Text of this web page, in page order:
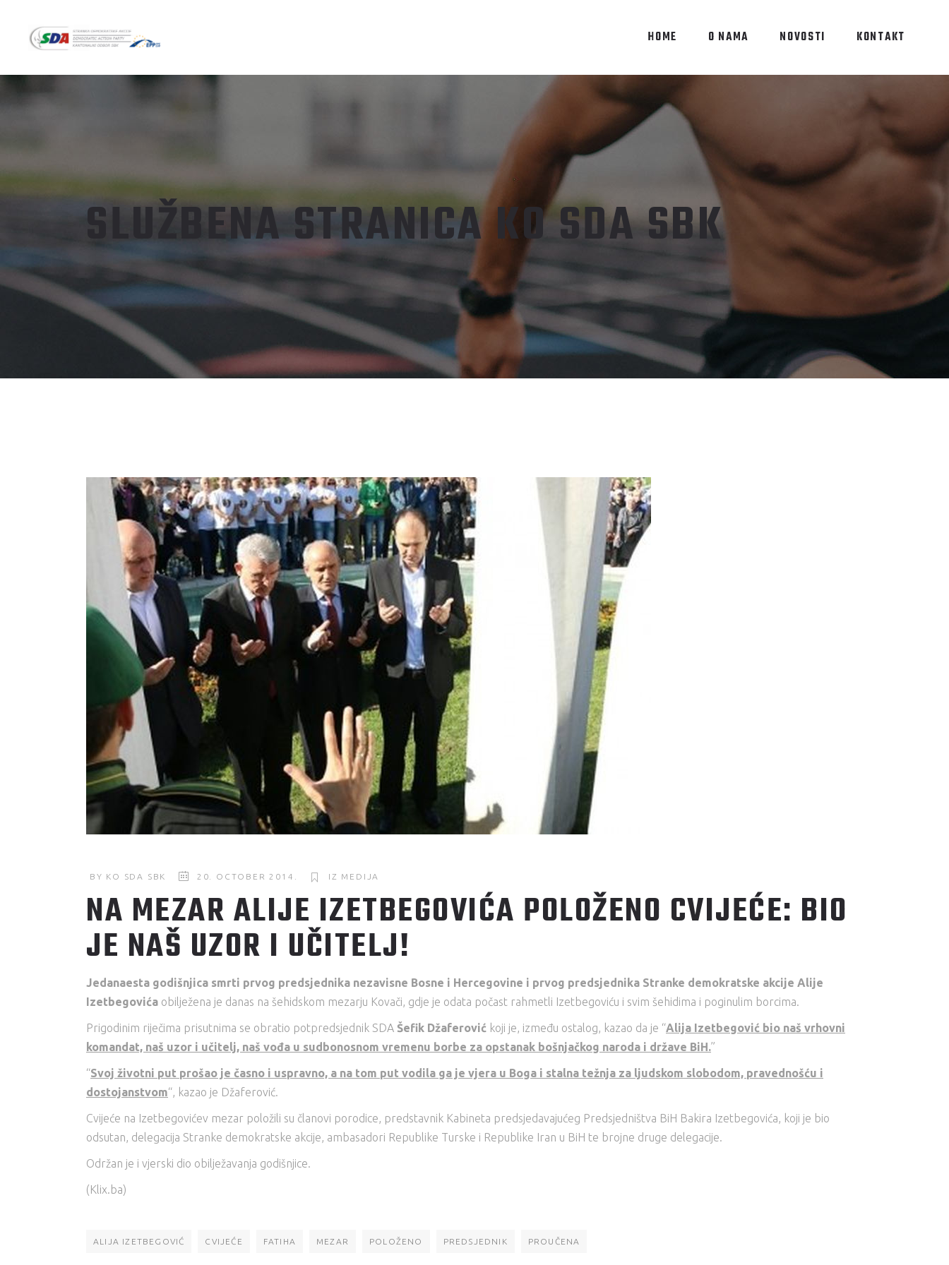
HOME O NAMA NOVOSTI KONTAKT
SLUŽBENA STRANICA KO SDA SBK
BY KO SDA SBK 20. OCTOBER 2014. IZ MEDIJA
NA MEZAR ALIJE IZETBEGOVIĆA POLOŽENO CVIJEĆE: BIO
JE NAŠ UZOR I UČITELJ!
Jedanaesta godišnjica smrti prvog predsjednika nezavisne Bosne i Hercegovine i prvog predsjednika Stranke demokratske akcije Alije
Izetbegovića obilježena je danas na šehidskom mezarju Kovači, gdje je odata počast rahmetli Izetbegoviću i svim šehidima i poginulim borcima.
Prigodinim riječima prisutnima se obratio potpredsjednik SDA Šefik Džaferović koji je, između ostalog, kazao da je “Alija Izetbegović bio naš vrhovni
komandat, naš uzor i učitelj, naš vođa u sudbonosnom vremenu borbe za opstanak bošnjačkog naroda i države BiH.”
“Svoj životni put prošao je časno i uspravno, a na tom put vodila ga je vjera u Boga i stalna težnja za ljudskom slobodom, pravednošću i
dostojanstvom“, kazao je Džaferović.
Cvijeće na Izetbegovićev mezar položili su članovi porodice, predstavnik Kabineta predsjedavajućeg Predsjedništva BiH Bakira Izetbegovića, koji je bio
odsutan, delegacija Stranke demokratske akcije, ambasadori Republike Turske i Republike Iran u BiH te brojne druge delegacije.
Održan je i vjerski dio obilježavanja godišnjice.
(Klix.ba)
ALIJA IZETBEGOVIĆ CVIJEĆE FATIHA MEZAR POLOŽENO PREDSJEDNIK PROUČENA